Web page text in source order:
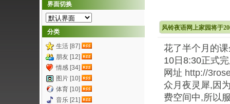
风铃夜语网上家园将于
花了半个月的
10日8:30正式
网址 http://
众月夜灵犀,因
费空间中,所以
界面切换
分类
生活 [87]
朋友 [12]
情感 [34]
图片 [10]
体育 [10]
音乐 [21]